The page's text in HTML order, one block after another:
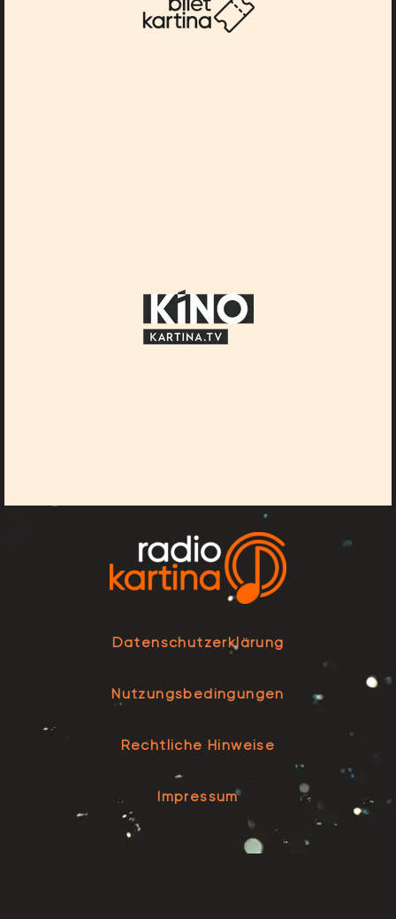
Datenschutzerklärung
Nutzungsbedingungen
Rechtliche Hinweise
Impressum